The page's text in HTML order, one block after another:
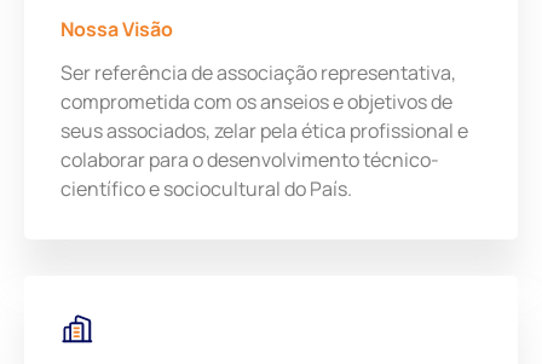
Nossa Visão
Ser referência de associação representativa,
comprometida com os anseios e objetivos de
seus associados, zelar pela ética profissional e
colaborar para o desenvolvimento técnico-
científico e sociocultural do País.